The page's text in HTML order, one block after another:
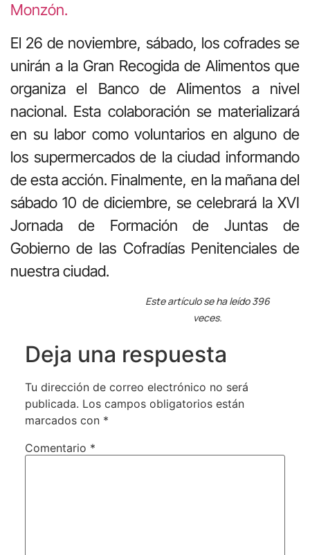
Monzón.
El 26 de noviembre, sábado, los cofrades se
unirán a la Gran Recogida de Alimentos que
organiza el Banco de Alimentos a nivel
nacional. Esta colaboración se materializará
en su labor como voluntarios en alguno de
los supermercados de la ciudad informando
de esta acción. Finalmente, en la mañana del
sábado 10 de diciembre, se celebrará la XVI
Jornada de Formación de Juntas de
Gobierno de las Cofradías Penitenciales de
nuestra ciudad.
Este artículo se ha leído 396
veces.
Deja una respuesta
Tu dirección de correo electrónico no será
publicada. Los campos obligatorios están
marcados con *
Comentario *